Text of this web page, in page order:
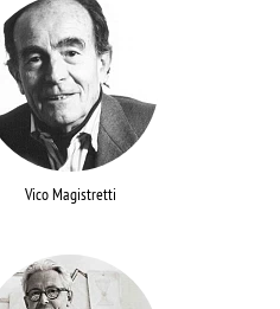
Vico Magistretti